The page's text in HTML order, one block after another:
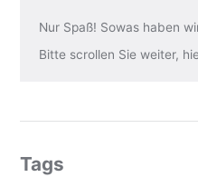
Nur Spaß! Sowas haben
Bitte scrollen Sie weiter,
Tags